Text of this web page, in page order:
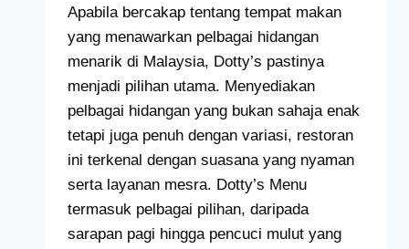
Apabila bercakap tentang tempat makan
yang menawarkan pelbagai hidangan
menarik di Malaysia, Dotty’s pastinya
menjadi pilihan utama. Menyediakan
pelbagai hidangan yang bukan sahaja enak
tetapi juga penuh dengan variasi, restoran
ini terkenal dengan suasana yang nyaman
serta layanan mesra. Dotty’s Menu
termasuk pelbagai pilihan, daripada
sarapan pagi hingga pencuci mulut yang